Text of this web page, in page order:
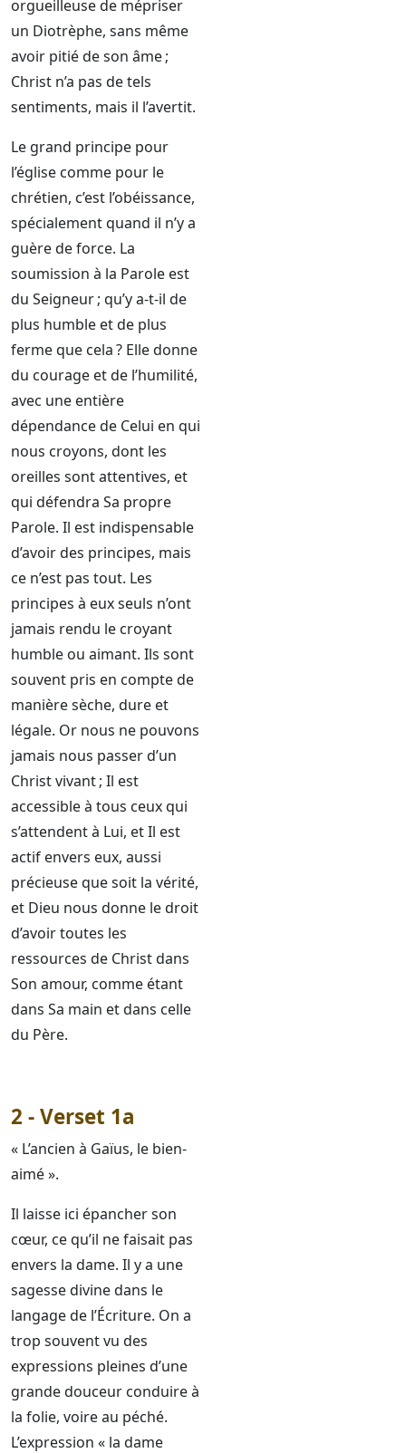
orgueilleuse de mépriser
un Diotrèphe, sans même
avoir pitié de son âme ;
Christ n’a pas de tels
sentiments, mais il l’avertit.
Le grand principe pour
l’église comme pour le
chrétien, c’est l’obéissance,
spécialement quand il n’y a
guère de force. La
soumission à la Parole est
du Seigneur ; qu’y a-t-il de
plus humble et de plus
ferme que cela ? Elle donne
du courage et de l’humilité,
avec une entière
dépendance de Celui en qui
nous croyons, dont les
oreilles sont attentives, et
qui défendra Sa propre
Parole. Il est indispensable
d’avoir des principes, mais
ce n’est pas tout. Les
principes à eux seuls n’ont
jamais rendu le croyant
humble ou aimant. Ils sont
souvent pris en compte de
manière sèche, dure et
légale. Or nous ne pouvons
jamais nous passer d’un
Christ vivant ; Il est
accessible à tous ceux qui
s’attendent à Lui, et Il est
actif envers eux, aussi
précieuse que soit la vérité,
et Dieu nous donne le droit
d’avoir toutes les
ressources de Christ dans
Son amour, comme étant
dans Sa main et dans celle
du Père.
2 - Verset 1a
« L’ancien à Gaïus, le bien-
aimé ».
Il laisse ici épancher son
cœur, ce qu’il ne faisait pas
envers la dame. Il y a une
sagesse divine dans le
langage de l’Écriture. On a
trop souvent vu des
expressions pleines d’une
grande douceur conduire à
la folie, voire au péché.
L’expression « la dame